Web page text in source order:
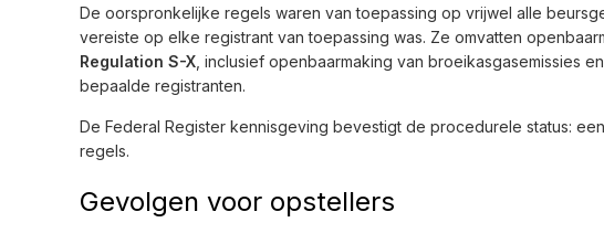
De oorspronkelijke regels waren van toepassing op vrijwel alle
vereiste op elke registrant van toepassing was. Ze omvatten
Regulation S-X , inclusief openbaarmaking van broeikasgasemissies
bepaalde registranten.
De Federal Register kennisgeving bevestigt de procedurele status:
regels.
Gevolgen voor opstellers